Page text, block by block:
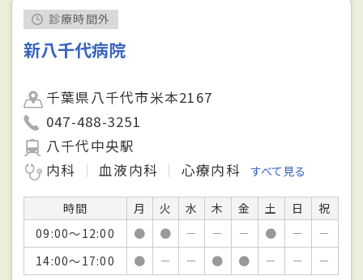
診療時間外
新八千代病院
千葉県八千代市米本2167
047-488-3251
八千代中央駅
内科
血液内科 心療内科 すべて見る
時間 月 火 水 木 金 土 日
祝
09:00～12:00
● ● － － － ● －
－
14:00～17:00
● － － ● ● － －
－